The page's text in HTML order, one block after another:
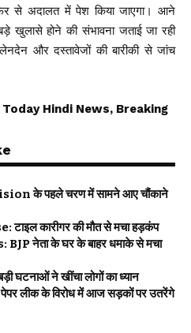
से अदालत में पेश किया जाएगा। आने
खुलासे होने की संभावना जताई जा रही
और दस्तावेजों की बारीकी से जांच
Hindi News, Breaking
के पहले चरण में सामने आए चौंकाने
कारीगर की मौत से मचा हड़कंप
नेता के घर के बाहर धमाके से मचा
घटनाओं ने खींचा लोगों का ध्यान
लीक के विरोध में आज सड़कों पर उतरेंगे